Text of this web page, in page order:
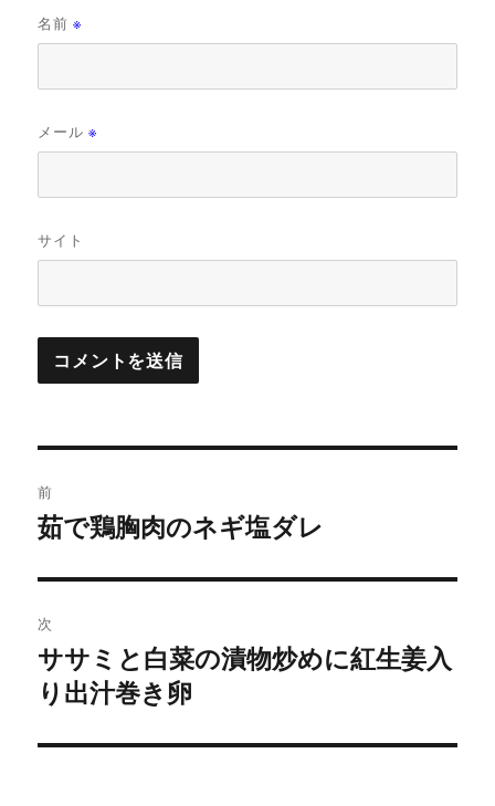
名前※
メール※
サイト
稿
ビ
ゲ
ー
シ
前
前
投
稿:
茹で鶏胸肉のネギ塩ダレ
次
次
の
稿:
ササミと白菜の漬物炒めに紅生姜入
り出汁巻き卵